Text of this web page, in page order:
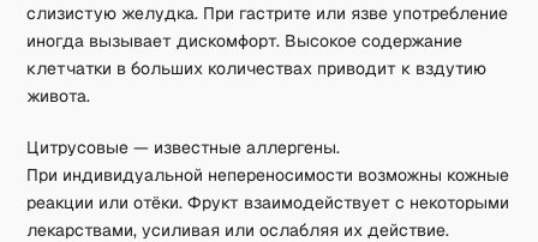
слизистую желудка. При гастрите или язве употребление
иногда вызывает дискомфорт. Высокое содержание
клетчатки в больших количествах приводит к вздутию
живота.
Цитрусовые — известные аллергены.
При индивидуальной непереносимости возможны кожные
реакции или отёки. Фрукт взаимодействует с некоторыми
лекарствами, усиливая или ослабляя их действие.